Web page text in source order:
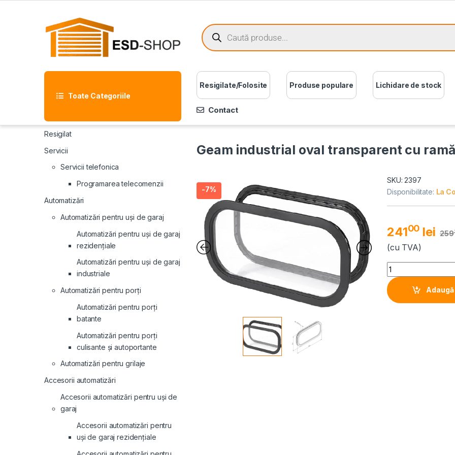
Toate Categoriile
Resigilate/Folosite Produse populare Lichidare de stock
Contact
Geam industrial oval transparent cu
-7%
SKU: 2397
Disponibilitate: La
24100 lei 259
(cu TVA)
Quantity
Resigilat
Servicii
Servicii telefonica
Programarea telecomenzii
Automatizări
Automatizări pentru uși de garaj
Automatizări pentru uși de garaj
rezidențiale
Automatizări pentru uși de garaj
industriale
Automatizări pentru porți
Automatizări pentru porți
batante
Automatizări pentru porți
culisante și autoportante
Automatizări pentru grilaje
Accesorii automatizări
Accesorii automatizări pentru uși de
garaj
Accesorii automatizări pentru
uși de garaj rezidențiale